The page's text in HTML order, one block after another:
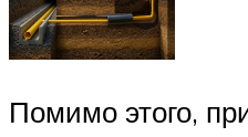
Помимо этого,